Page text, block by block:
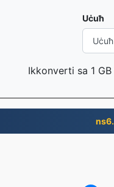
Uċuħ
Ikkonverti sa 1